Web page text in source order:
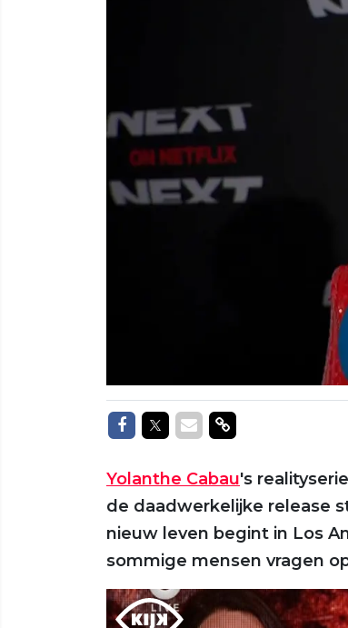
Delen op Facebook
Delen op Twitter
Delen via Mail
Delen via link
Yolanthe Cabau's
de daadwerkelijke release
nieuw leven begint in Los
sommige mensen vragen